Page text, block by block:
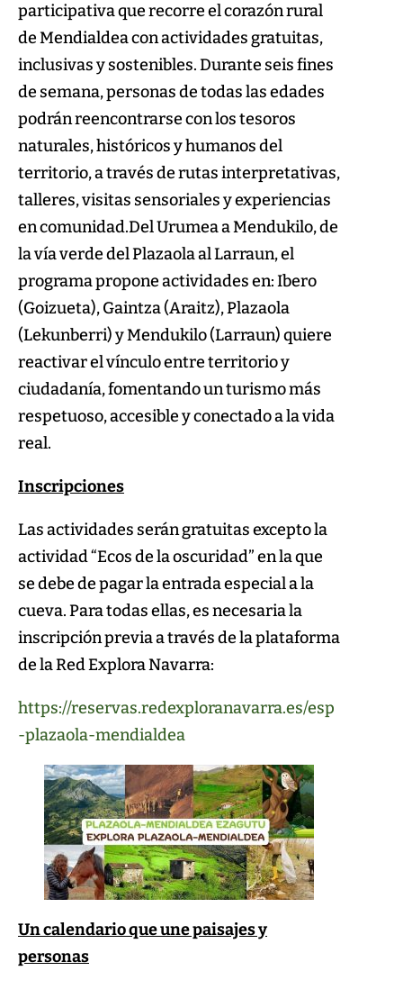
participativa que recorre el corazón rural
de Mendialdea con actividades gratuitas,
inclusivas y sostenibles. Durante seis fines
de semana, personas de todas las edades
podrán reencontrarse con los tesoros
naturales, históricos y humanos del
territorio, a través de rutas interpretativas,
talleres, visitas sensoriales y experiencias
en comunidad.Del Urumea a Mendukilo, de
la vía verde del Plazaola al Larraun, el
programa propone actividades en: Ibero
(Goizueta), Gaintza (Araitz), Plazaola
(Lekunberri) y Mendukilo (Larraun) quiere
reactivar el vínculo entre territorio y
ciudadanía, fomentando un turismo más
respetuoso, accesible y conectado a la vida
real.
Inscripciones
Las actividades serán gratuitas excepto la
actividad “Ecos de la oscuridad” en la que
se debe de pagar la entrada especial a la
cueva. Para todas ellas, es necesaria la
inscripción previa a través de la plataforma
de la Red Explora Navarra:
https://reservas.redexploranavarra.es/esp
-plazaola-mendialdea
Un calendario que une paisajes y
personas